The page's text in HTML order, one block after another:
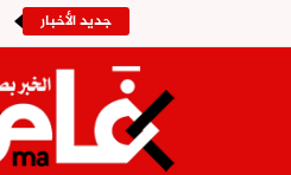
جديد الأخبار